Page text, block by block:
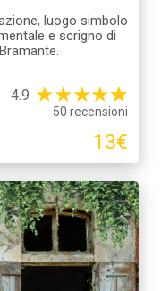
luogo simbolo
e scrigno di
4.9 ★★★★☆
★
50 recensioni
13€